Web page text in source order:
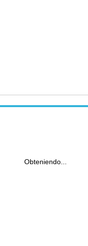
Obteniendo...